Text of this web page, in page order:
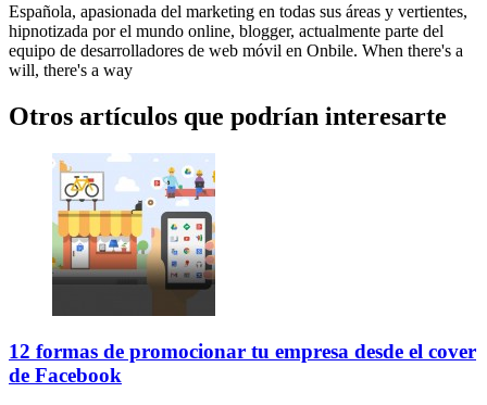
Española, apasionada del marketing en todas sus áreas y vertientes,
hipnotizada por el mundo online, blogger, actualmente parte del
equipo de desarrolladores de web móvil en Onbile. When there's a
will, there's a way
Otros artículos que podrían interesarte
12 formas de promocionar tu empresa desde el cover
de Facebook